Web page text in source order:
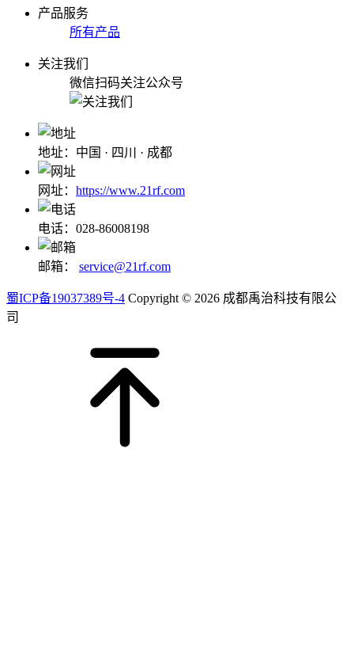
产品服务
所有产品
关注我们
微信扫码关注公众号
地址：中国 · 四川 · 成都
网址： https://www.21rf.com
电话：028-86008198
邮箱： service@21rf.com
蜀ICP备19037389号-4 Copyright © 2026 成都禹治科技有限公
司